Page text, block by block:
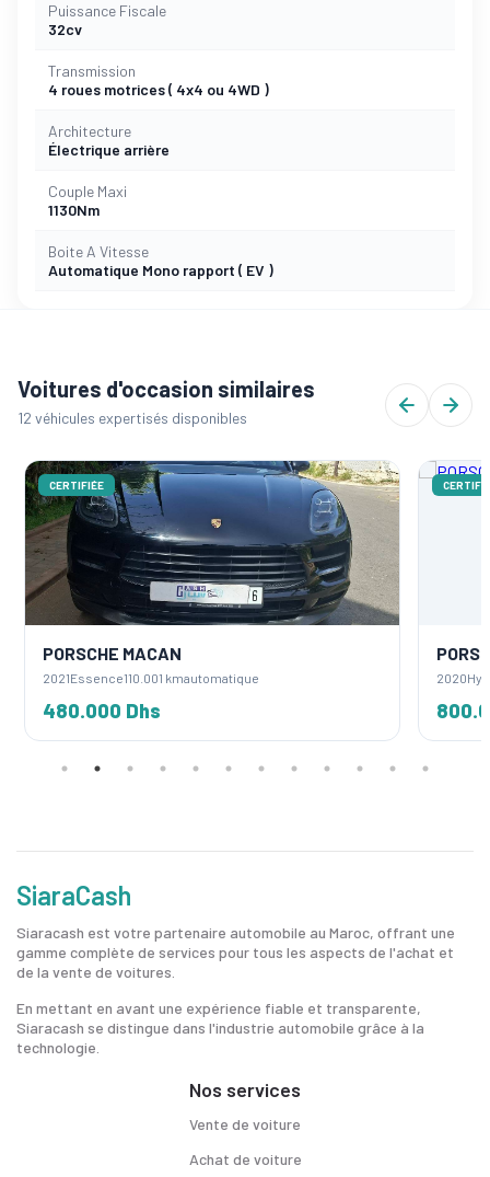
Puissance Fiscale
32cv
Transmission
4 roues motrices ( 4x4 ou 4WD )
Architecture
Électrique arrière
Couple Maxi
1130Nm
Boite A Vitesse
Automatique Mono rapport ( EV )
Voitures d'occasion similaires
12 véhicules expertisés disponibles
CERTIFIÉE
PORSCHE MACAN
2021Essence110.001 kmautomatique
480.000 Dhs
CERTIFIÉE
2020
SiaraCash
Siaracash est votre partenaire automobile au Maroc, offrant une
gamme complète de services pour tous les aspects de l'achat et
de la vente de voitures.
En mettant en avant une expérience fiable et transparente,
Siaracash se distingue dans l'industrie automobile grâce à la
technologie.
Nos services
Vente de voiture
Achat de voiture